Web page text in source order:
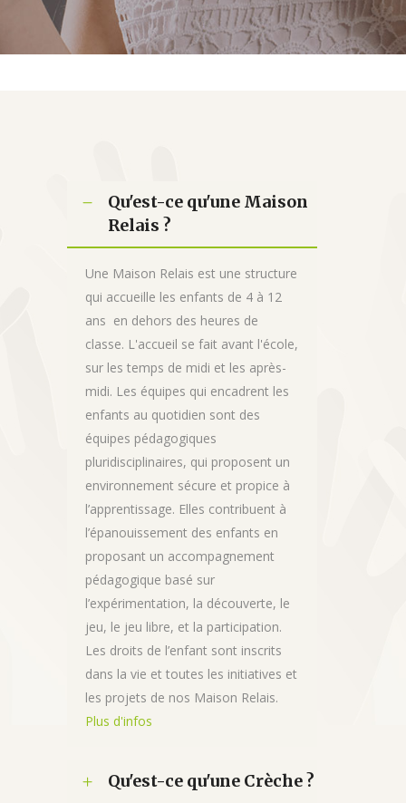
Qu'est-ce qu'une Maison
Relais ?
Une Maison Relais est une structure
qui accueille les enfants de 4 à 12
ans en dehors des heures de
classe. L'accueil se fait avant l'école,
sur les temps de midi et les après-
midi. Les équipes qui encadrent les
enfants au quotidien sont des
équipes pédagogiques
pluridisciplinaires, qui proposent un
environnement sécure et propice à
l’apprentissage. Elles contribuent à
l’épanouissement des enfants en
proposant un accompagnement
pédagogique basé sur
l’expérimentation, la découverte, le
jeu, le jeu libre, et la participation.
Les droits de l’enfant sont inscrits
dans la vie et toutes les initiatives et
les projets de nos Maison Relais.
Plus d'infos
Qu'est-ce qu'une Crèche ?